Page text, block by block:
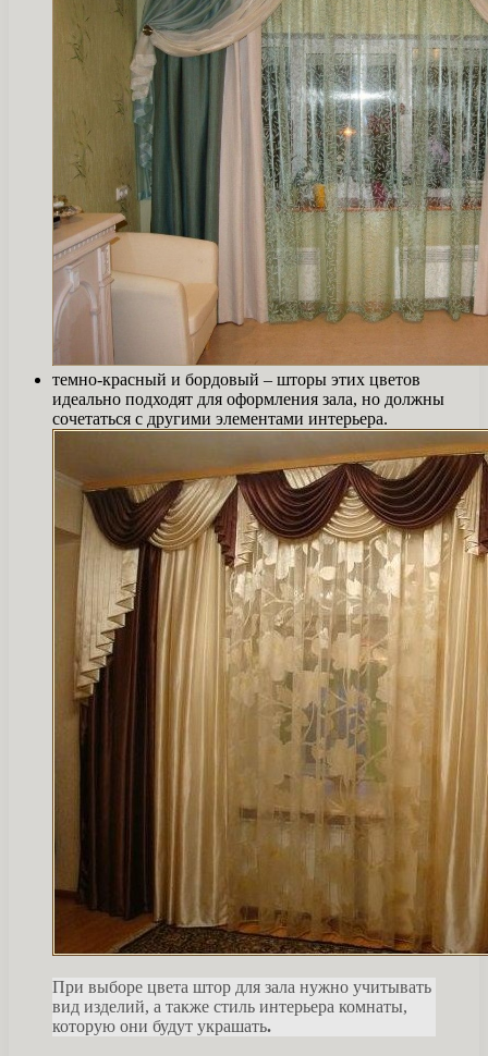
темно-красный и бордовый – шторы этих цветов
идеально подходят для оформления зала, но должны
сочетаться с другими элементами интерьера.
При выборе цвета штор для зала нужно учитывать
вид изделий, а также стиль интерьера комнаты,
которую они будут украшать.